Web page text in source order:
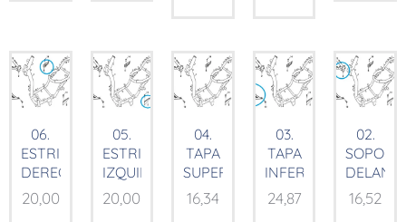
06.
ESTRIBERA
DERECHA
20,00
05.
ESTRIBERA
IZQUIERDA
20,00
04.
TAPA
SUPERIOR
16,34
03.
TAPA
INFERIOR
24,87
02.
16,52